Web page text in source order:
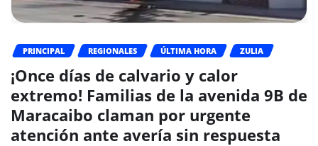
PRINCIPAL REGIONALES ÚLTIMA HORA ZULIA
¡Once días de calvario y calor
extremo! Familias de la avenida 9B de
Maracaibo claman por urgente
atención ante avería sin respuesta